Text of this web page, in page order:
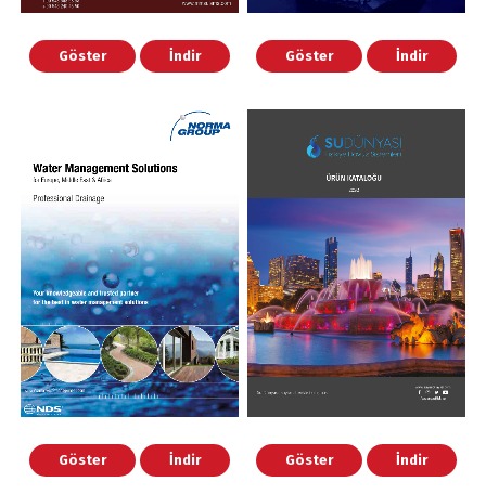
Göster İndir Göster İndir
Göster İndir Göster İndir